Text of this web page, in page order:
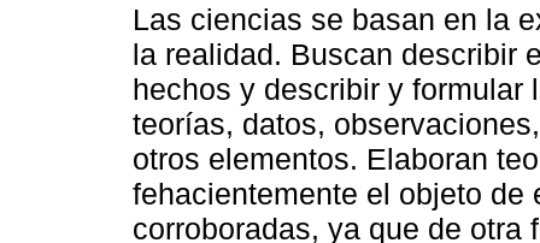
Las ciencias se basan en la
la realidad. Buscan describir
hechos y describir y formular
teorías, datos,
otros elementos. Elaboran
fehacientemente el objeto
corroboradas, ya que de